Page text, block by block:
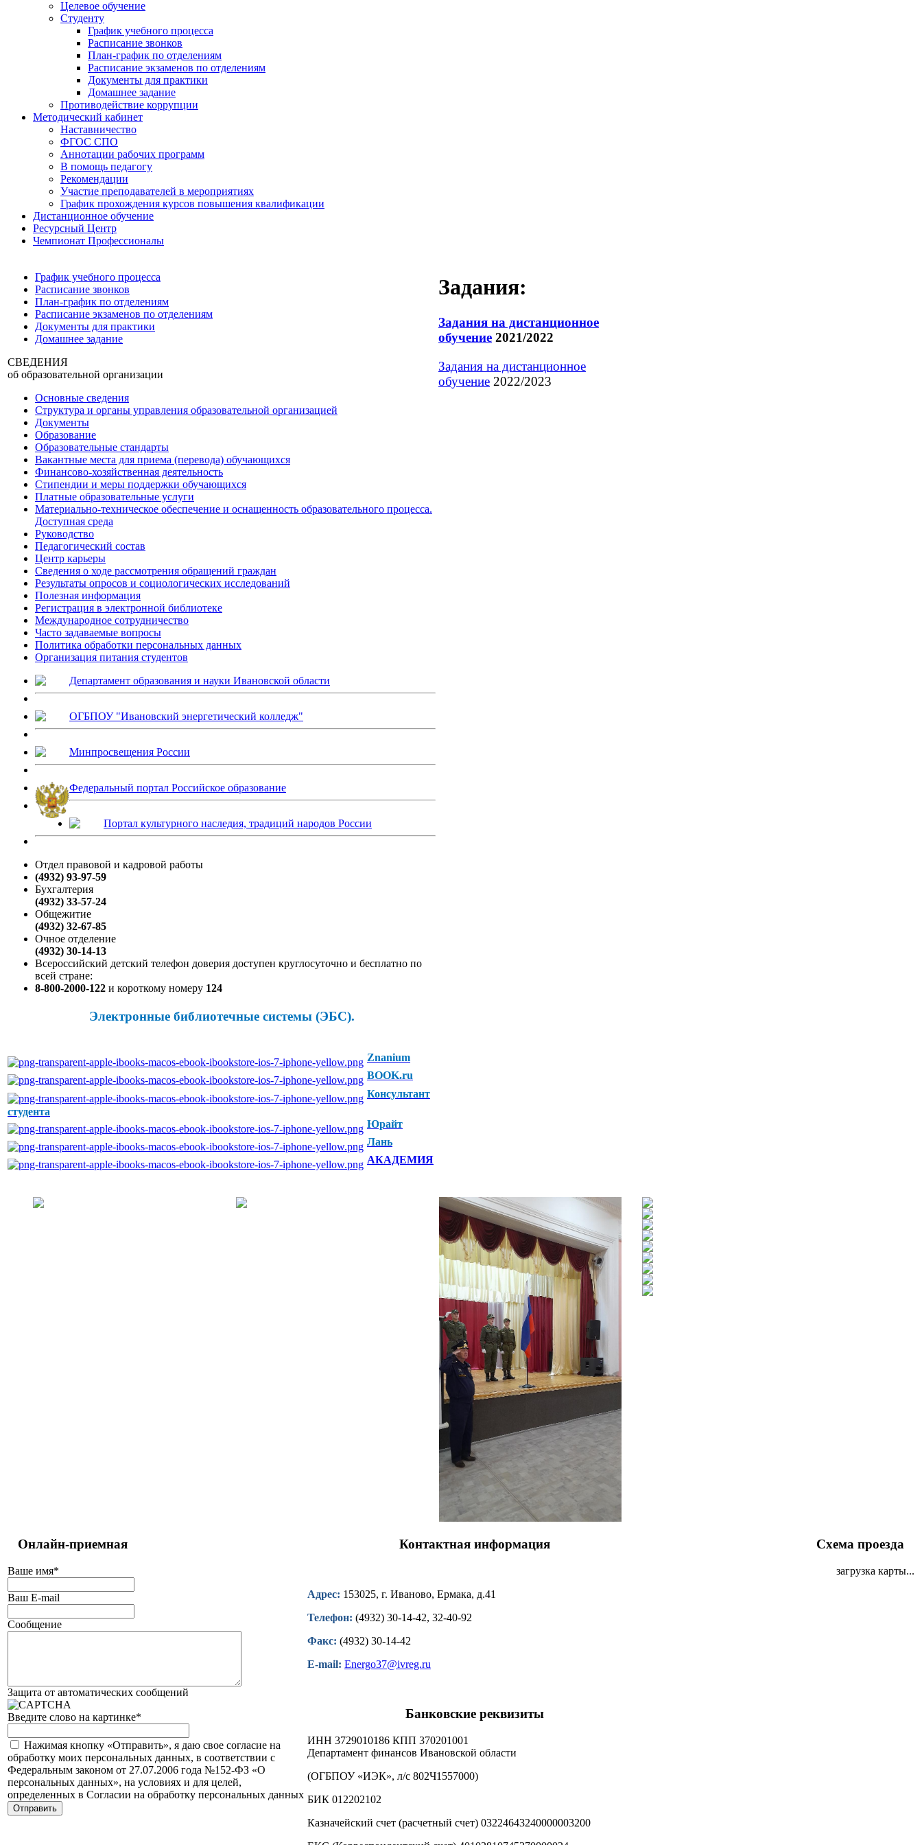
Целевое обучение
Студенту
График учебного процесса
Расписание звонков
План-график по отделениям
Расписание экзаменов по отделениям
Документы для практики
Домашнее задание
Противодействие коррупции
Методический кабинет
Наставничество
ФГОС СПО
Аннотации рабочих программ
В помощь педагогу
Рекомендации
Участие преподавателей в мероприятиях
График прохождения курсов повышения квалификации
Дистанционное обучение
Ресурсный Центр
Чемпионат Профессионалы
График учебного процесса
Расписание звонков
План-график по отделениям
Расписание экзаменов по отделениям
Документы для практики
Домашнее задание
СВЕДЕНИЯ
об образовательной организации
Основные сведения
Структура и органы управления образовательной организацией
Документы
Образование
Образовательные стандарты
Вакантные места для приема (перевода) обучающихся
Финансово-хозяйственная деятельность
Стипендии и меры поддержки обучающихся
Платные образовательные услуги
Материально-техническое обеспечение и оснащенность образовательного процесса.
Доступная среда
Руководство
Педагогический состав
Центр карьеры
Сведения о ходе рассмотрения обращений граждан
Результаты опросов и социологических исследований
Полезная информация
Регистрация в электронной библиотеке
Международное сотрудничество
Часто задаваемые вопросы
Политика обработки персональных данных
Организация питания студентов
Департамент образования и науки Ивановской области
ОГБПОУ "Ивановский энергетический колледж"
Минпросвещения России
Федеральный портал Российское образование
Портал культурного наследия, традиций народов России
Отдел правовой и кадровой работы
(4932) 93-97-59
Бухгалтерия
(4932) 33-57-24
Общежитие
(4932) 32-67-85
Очное отделение
(4932) 30-14-13
Всероссийский детский телефон доверия доступен круглосуточно и бесплатно по
всей стране:
8-800-2000-122 и короткому номеру 124
Электронные библиотечные системы (ЭБС).
Znanium
BOOK.ru
Консультант
студента
Юрайт
Лань
АКАДЕМИЯ
Задания:
Задания на дистанционное
обучение 2021/2022
Задания на дистанционное
обучение 2022/2023
Онлайн-приемная
Ваше имя*
Ваш E-mail
Сообщение
Защита от автоматических сообщений
Введите слово на картинке*
Нажимая кнопку «Отправить», я даю свое согласие на
обработку моих персональных данных, в соответствии с
Федеральным законом от 27.07.2006 года №152-ФЗ «О
персональных данных», на условиях и для целей,
определенных в Согласии на обработку персональных данных
Контактная информация
Адрес: 153025, г. Иваново, Ермака, д.41
Телефон: (4932) 30-14-42, 32-40-92
Факс: (4932) 30-14-42
E-mail: Energo37@ivreg.ru
Банковские реквизиты
ИНН 3729010186 КПП 370201001
Департамент финансов Ивановской области
(ОГБПОУ «ИЭК», л/с 802Ч1557000)
БИК 012202102
Казначейский счет (расчетный счет) 03224643240000003200
Схема проезда
загрузка карты...